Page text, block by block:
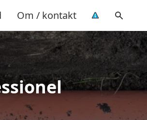
Om / kontakt